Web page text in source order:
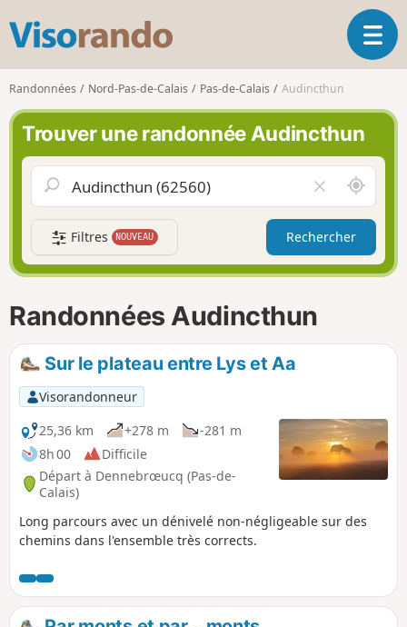
s
o
r
n
d
o
O
u
l
a
i
g
o
Randonnées Nord-Pas-de-Calais Pas-de-Calais Audincthun
Trouver une randonnée Audincthun
i
d
e
r
l
A
u
t
u
r
Filtres NOUVEAU Rechercher
Randonnées Audincthun
Sur le plateau entre Lys et Aa
Visorandonneur
25,36 km
+278 m
-281 m
8h 00
Difficile
Départ à Dennebrœucq (Pas-de-
Calais)
Long parcours avec un dénivelé non-négligeable sur des
chemins dans l'ensemble très corrects.